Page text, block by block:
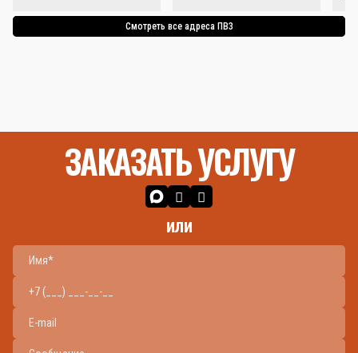
Смотреть все адреса ПВЗ
ЗАКАЗАТЬ УСЛУГУ
или